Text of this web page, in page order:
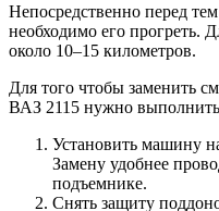
Непосредственно перед
необходимо его прогреть.
около 10–15 километров.
Для того чтобы заменить
ВАЗ 2115 нужно
Установить машину
Замену удобнее
подъемнике.
Снять защиту